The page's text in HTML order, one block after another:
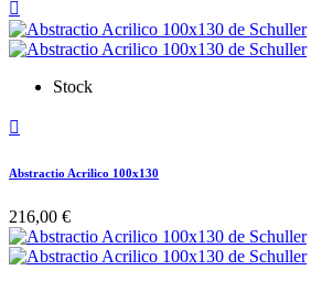

Stock

Abstractio Acrilico 100x130
216,00 €